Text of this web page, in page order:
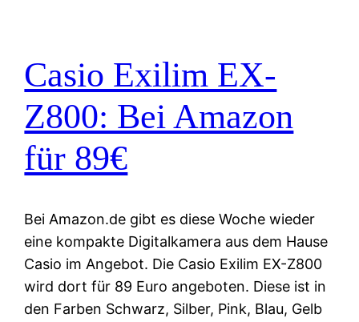
Casio Exilim EX-
Z800: Bei Amazon
für 89€
Bei Amazon.de gibt es diese Woche wieder
eine kompakte Digitalkamera aus dem Hause
Casio im Angebot. Die Casio Exilim EX-Z800
wird dort für 89 Euro angeboten. Diese ist in
den Farben Schwarz, Silber, Pink, Blau, Gelb